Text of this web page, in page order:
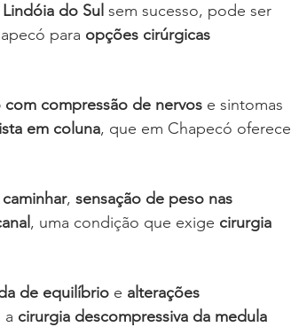
do Sul sem sucesso, pode ser
para opções cirúrgicas
com compressão de nervos e sintomas
em coluna, que em Chapecó oferece
, sensação de peso nas
, uma condição que exige cirurgia
de equilíbrio e alterações
a cirurgia descompressiva da medula